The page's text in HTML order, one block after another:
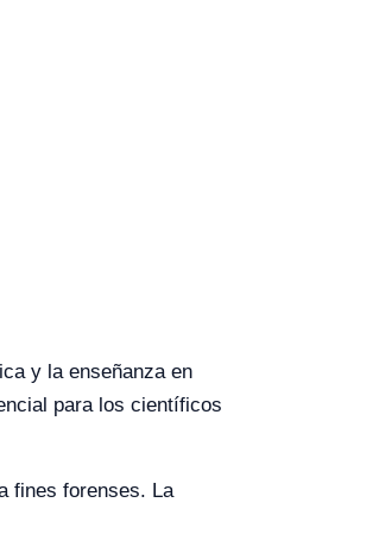
y la enseñanza en
para los científicos
fines forenses. La